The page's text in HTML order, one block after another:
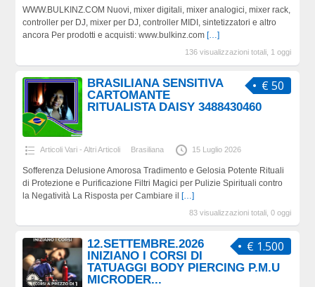
WWW.BULKINZ.COM Nuovi, mixer digitali, mixer analogici, mixer rack,
controller per DJ, mixer per DJ, controller MIDI, sintetizzatori e altro
ancora Per prodotti e acquisti: www.bulkinz.com […]
136 visualizzazioni totali, 1 oggi
€ 50
BRASILIANA SENSITIVA
CARTOMANTE
RITUALISTA DAISY 3488430460
Articoli Vari - Altri Articoli Brasiliana 15 Luglio 2026
Sofferenza Delusione Amorosa Tradimento e Gelosia Potente Rituali
di Protezione e Purificazione Filtri Magici per Pulizie Spirituali contro
la Negatività La Risposta per Cambiare il […]
83 visualizzazioni totali, 0 oggi
€ 1.500
12.SETTEMBRE.2026
INIZIANO I CORSI DI
TATUAGGI BODY PIERCING P.M.U
MICRODER...